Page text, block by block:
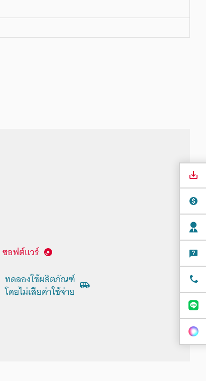
ซอฟต์แวร์
ทดลองใช้ผลิตภัณฑ์
โดยไม่เสียค่าใช้จ่าย